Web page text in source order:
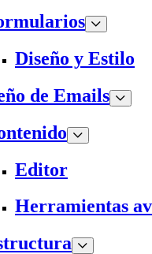
Diseño y Estilo
de Emails
Editor
Herramientas